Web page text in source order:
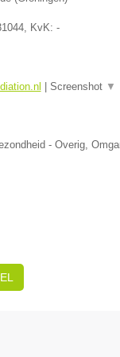
, KvK: -
Screenshot ▼
- Overig,